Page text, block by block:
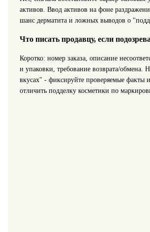
активов. Ввод активов на фоне
шанс дерматита и ложных выводов о
Что писать продавцу, если
Коротко: номер заказа, описание
и упаковки, требование возврата/обмена.
вкусах" - фиксируйте проверяемые факты
отличить подделку косметики по